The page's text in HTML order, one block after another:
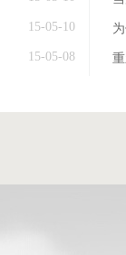
15-05-10
15-05-08